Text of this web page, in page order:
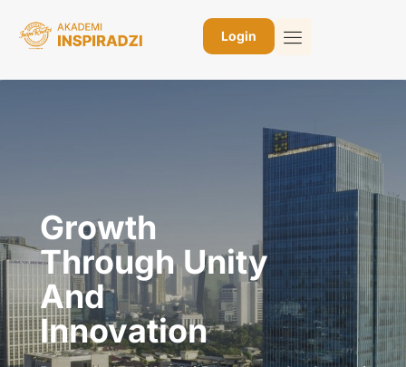
Login
Growth
Through Unity
And
Innovation